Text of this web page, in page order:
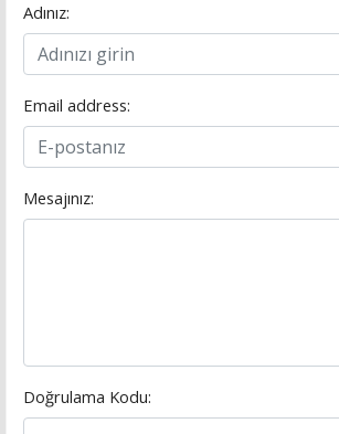
Adınız:
Email address:
Mesajınız:
Doğrulama Kodu: